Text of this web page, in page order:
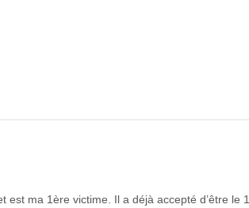
ma 1ère victime. Il a déjà accepté d’être le